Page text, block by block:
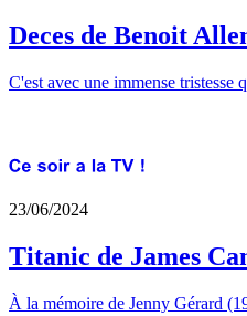
Deces de Benoit
C'est avec une immense tristesse
23/06/2024
Titanic de James
À la mémoire de Jenny Gérard